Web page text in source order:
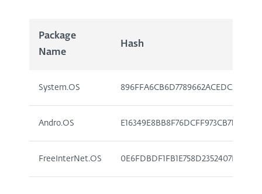
Package
Name
Hash
System.OS
Andro.OS
FreeInterNet.OS